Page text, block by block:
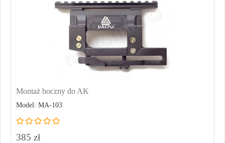
Montaż boczny do AK
Model: MA-103
385 zł